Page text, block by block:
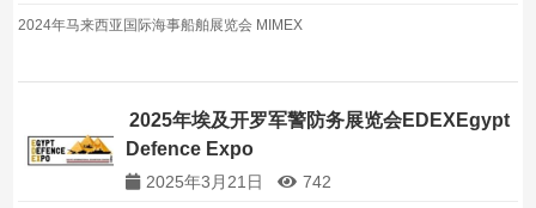
2024年马来西亚国际海事船舶展览会 MIMEX
2025年埃及开罗军警防务展览会EDEXEgypt
Defence Expo
2025年3月21日
742